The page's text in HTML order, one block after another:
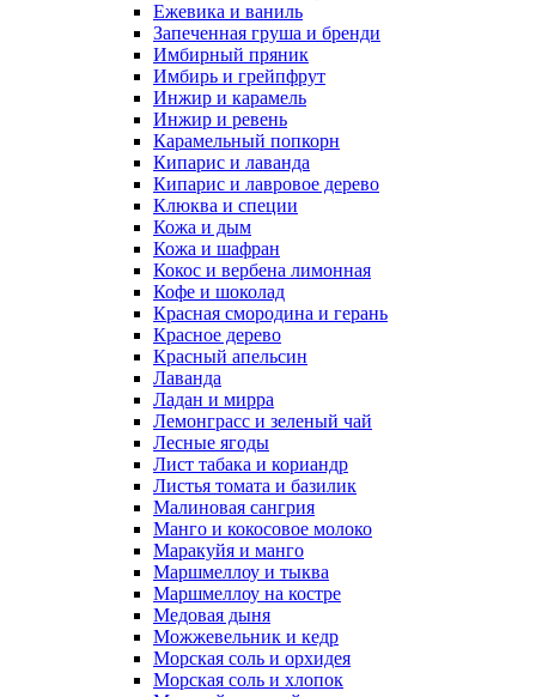
Ежевика и ваниль
Запеченная груша и бренди
Имбирный пряник
Имбирь и грейпфрут
Инжир и карамель
Инжир и ревень
Карамельный попкорн
Кипарис и лаванда
Кипарис и лавровое дерево
Клюква и специи
Кожа и дым
Кожа и шафран
Кокос и вербена лимонная
Кофе и шоколад
Красная смородина и герань
Красное дерево
Красный апельсин
Лаванда
Ладан и мирра
Лемонграсс и зеленый чай
Лесные ягоды
Лист табака и кориандр
Листья томата и базилик
Малиновая сангрия
Манго и кокосовое молоко
Маракуйя и манго
Маршмеллоу и тыква
Маршмеллоу на костре
Медовая дыня
Можжевельник и кедр
Морская соль и орхидея
Морская соль и хлопок